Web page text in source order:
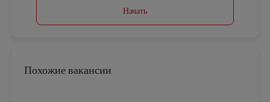
Начать
Похожие вакансии